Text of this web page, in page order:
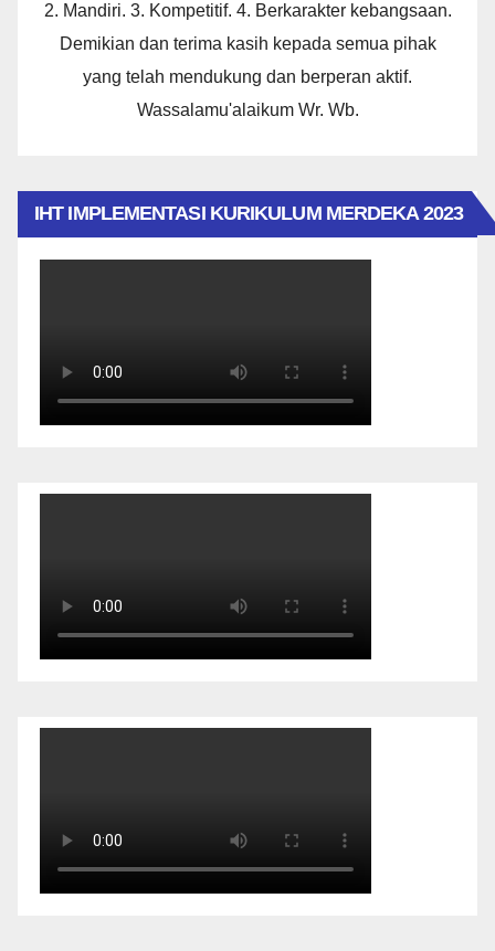
2. Mandiri. 3. Kompetitif. 4. Berkarakter kebangsaan.
Demikian dan terima kasih kepada semua pihak
yang telah mendukung dan berperan aktif.
Wassalamu'alaikum Wr. Wb.
IHT IMPLEMENTASI KURIKULUM MERDEKA 2023